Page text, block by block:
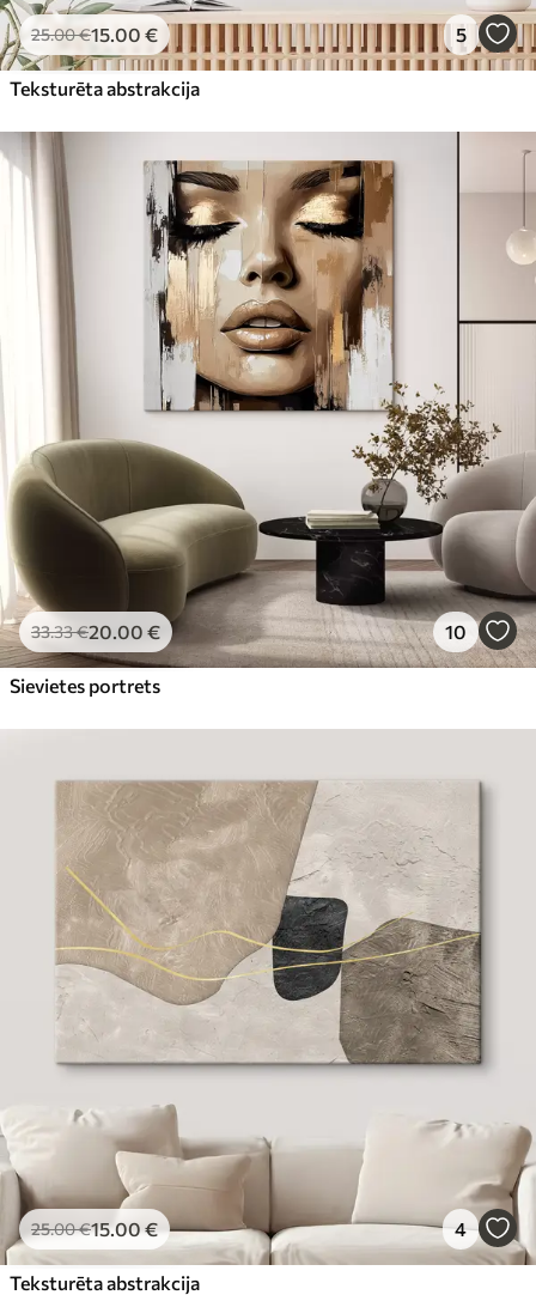
25.00€15.00 € 5
Teksturēta abstrakcija
33.33€20.00 € 10
Sievietes portrets
25.00€15.00€ 4
Teksturēta abstrakcija